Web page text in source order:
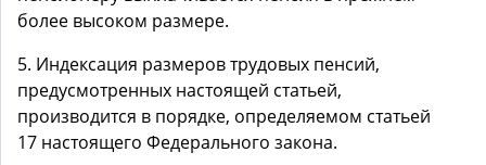
более высоком размере.
5. Индексация размеров трудовых пенсий,
предусмотренных настоящей статьей,
производится в порядке, определяемом статьей
17 настоящего Федерального закона.